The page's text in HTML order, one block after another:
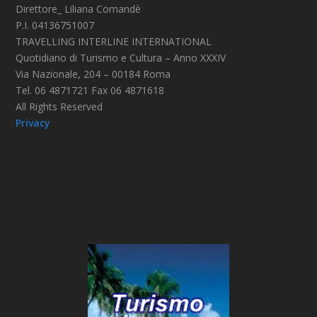
Direttore_ Liliana Comandè
P.I. 04136751007
TRAVELLING INTERLINE INTERNATIONAL
Quotidiano di Turismo e Cultura – Anno XXXIV
Via Nazionale, 204 – 00184 Roma
Tel. 06 4871721 Fax 06 4871618
All Rights Reserved
Privacy